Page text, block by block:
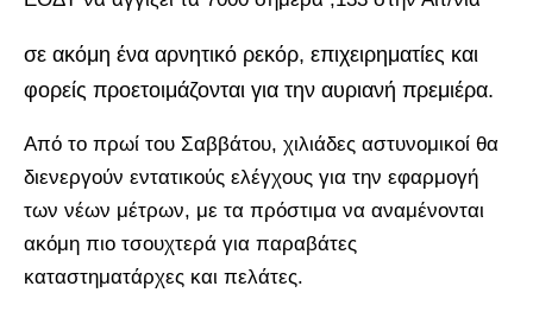
σε ακόμη ένα αρνητικό ρεκόρ, επιχειρηματίες και
φορείς προετοιμάζονται για την αυριανή πρεμιέρα.
Από το πρωί του Σαββάτου, χιλιάδες αστυνομικοί θα
διενεργούν εντατικούς ελέγχους για την εφαρμογή
των νέων μέτρων, με τα πρόστιμα να αναμένονται
ακόμη πιο τσουχτερά για παραβάτες
καταστηματάρχες και πελάτες.